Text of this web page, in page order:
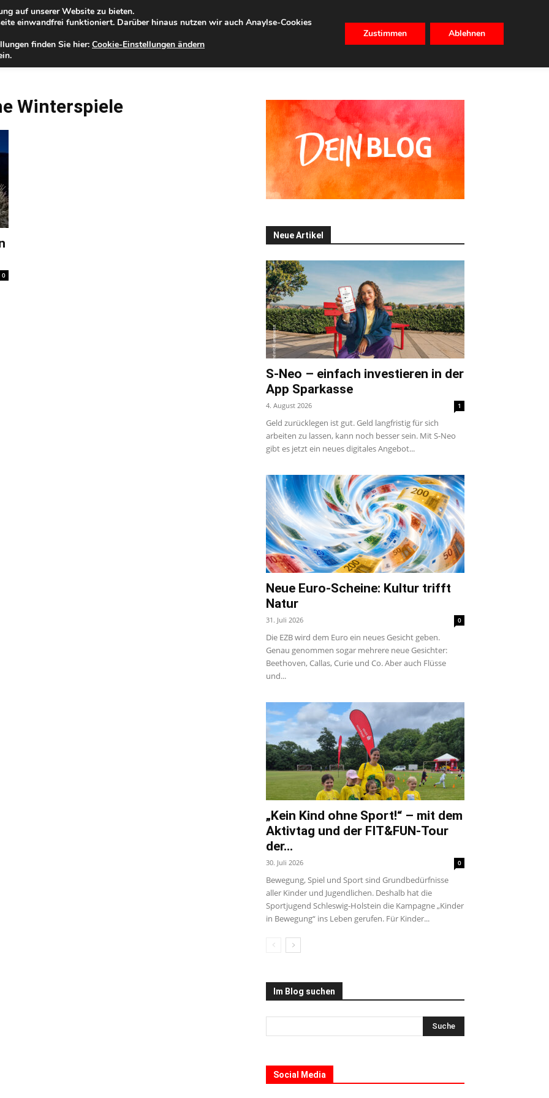
08.08.2026 Zur Internet-Filiale der Förde Sparkasse
IHRE REGION WERTPAPIERE FIRMENKUNDEN IMMOBILIEN
Winterspiele
0
Neue Artikel
S-Neo – einfach investieren in der
App Sparkasse
4. August 2026 1
Geld zurücklegen ist gut. Geld langfristig für sich
arbeiten zu lassen, kann noch besser sein. Mit S-Neo
gibt es jetzt ein neues digitales Angebot...
Neue Euro-Scheine: Kultur trifft
Natur
31. Juli 2026 0
Die EZB wird dem Euro ein neues Gesicht geben.
Genau genommen sogar mehrere neue Gesichter:
Beethoven, Callas, Curie und Co. Aber auch Flüsse
und...
„Kein Kind ohne Sport!“ – mit dem
Aktivtag und der FIT&FUN-Tour
der...
30. Juli 2026 0
Bewegung, Spiel und Sport sind Grundbedürfnisse
aller Kinder und Jugendlichen. Deshalb hat die
Sportjugend Schleswig-Holstein die Kampagne „Kinder
in Bewegung“ ins Leben gerufen. Für Kinder...
Im Blog suchen
Social Media
auf unserer Website zu bieten.
einwandfrei funktioniert. Darüber hinaus nutzen wir auch Anaylse-Cookies
finden Sie hier: Cookie-Einstellungen ändern
Zustimmen Ablehnen